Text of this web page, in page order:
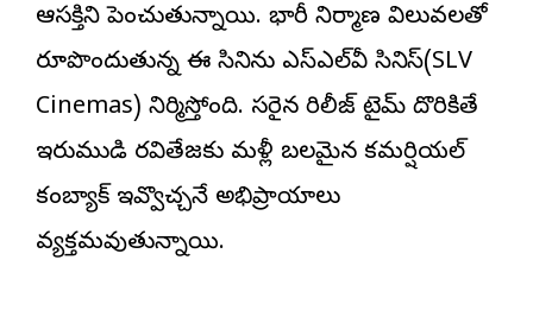
ఆసక్తిని పెంచుతున్నాయి. భారీ నిర్మాణ విలువలతో
రూపొందుతున్న ఈ సినిమాను ఎస్ఎల్‌వీ సినిమాస్(SLV
Cinemas) నిర్మిస్తోంది. సరైన రిలీజ్ టైమ్ దొరికితే
ఇరుముడి రవితేజకు మళ్లీ బలమైన కమర్షియల్
కంబ్యాక్ ఇవ్వొచ్చనే అభిప్రాయాలు
వ్యక్తమవుతున్నాయి.